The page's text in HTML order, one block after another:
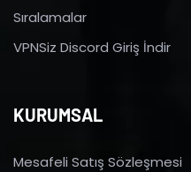
Sıralamalar
VPNSiz Discord Giriş İndir
KURUMSAL
Mesafeli Satış Sözleşmesi